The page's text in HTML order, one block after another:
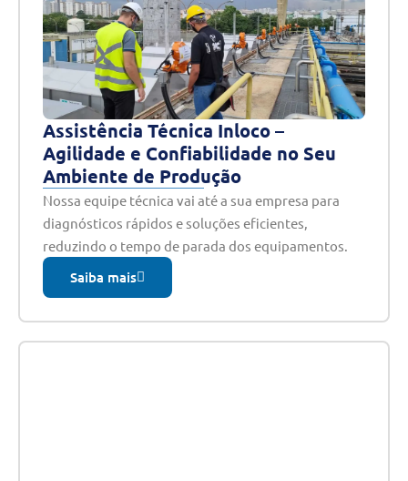
Assistência Técnica Inloco –
Agilidade e Confiabilidade no Seu
Ambiente de Produção
Nossa equipe técnica vai até a sua empresa para
diagnósticos rápidos e soluções eficientes,
reduzindo o tempo de parada dos equipamentos.
Saiba mais